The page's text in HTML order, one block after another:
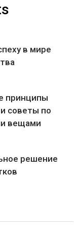
в мире
принципы
советы по
вещами
решение